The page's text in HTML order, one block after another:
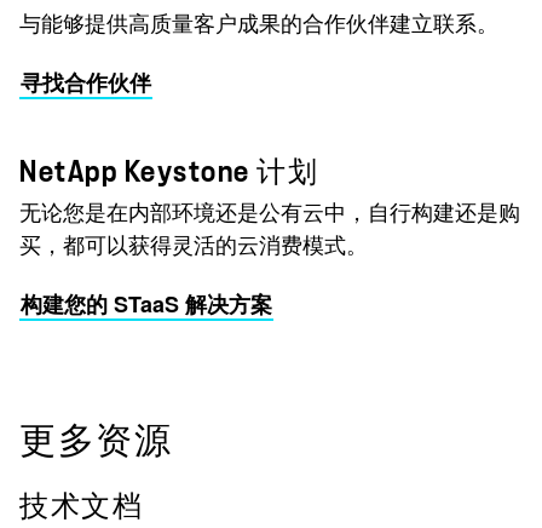
与能够提供高质量客户成果的合作伙伴建立联系。
寻找合作伙伴
NetApp Keystone 计划
无论您是在内部环境还是公有云中，自行构建还是购
买，都可以获得灵活的云消费模式。
构建您的 STaaS 解决方案
更多资源
技术文档